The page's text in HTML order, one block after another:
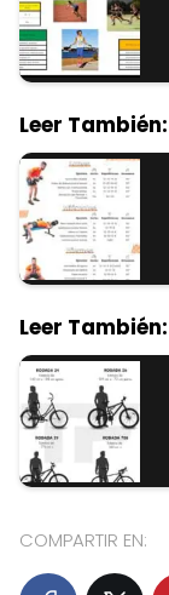
Leer También:
Leer También:
COMPARTIR EN: